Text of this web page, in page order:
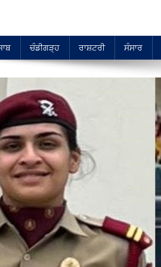
ਚੰਡੀਗੜ੍ਹ ਰਾਸ਼ਟਰੀ ਸੰਸਾਰ